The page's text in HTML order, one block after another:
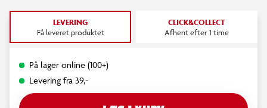
LEVERING
Få leveret produktet
CLICK&COLLECT
Afhent efter 1 time
På lager online (100+)
Levering fra 39,-